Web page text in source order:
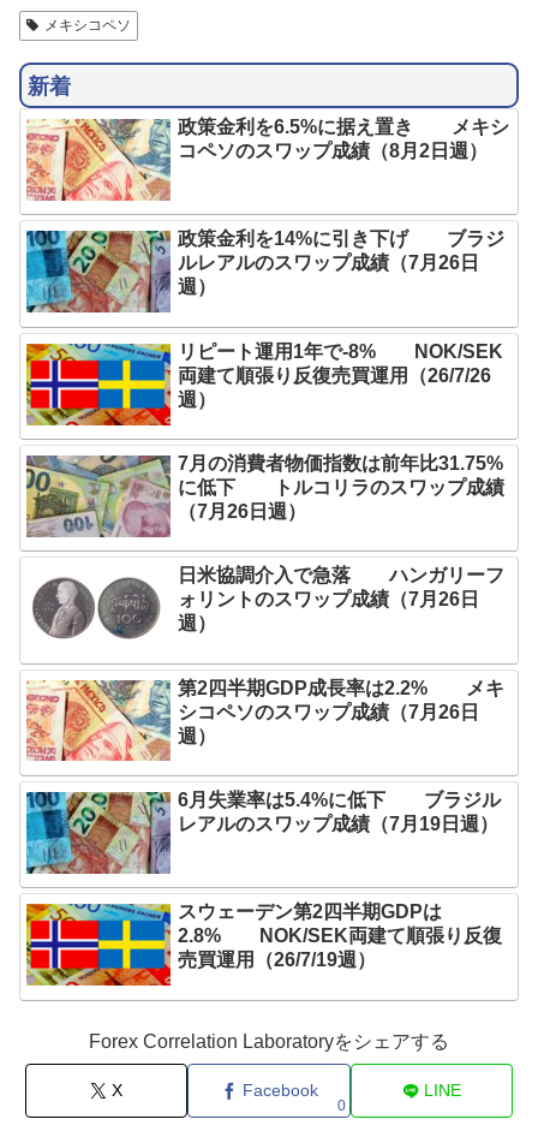
メキシコペソ
新着
政策金利を6.5%に据え置き メキシ
コペソのスワップ成績（8月2日週）
政策金利を14%に引き下げ ブラジ
ルレアルのスワップ成績（7月26日
週）
リピート運用1年で-8% NOK/SEK
両建て順張り反復売買運用（26/7/26
週）
7月の消費者物価指数は前年比31.75%
に低下 トルコリラのスワップ成績
（7月26日週）
日米協調介入で急落 ハンガリーフ
ォリントのスワップ成績（7月26日
週）
第2四半期GDP成長率は2.2% メキ
シコペソのスワップ成績（7月26日
週）
6月失業率は5.4%に低下 ブラジル
レアルのスワップ成績（7月19日週）
スウェーデン第2四半期GDPは
2.8% NOK/SEK両建て順張り反復
売買運用（26/7/19週）
Forex Correlation Laboratoryをシェアする
X Facebook
0
LINE